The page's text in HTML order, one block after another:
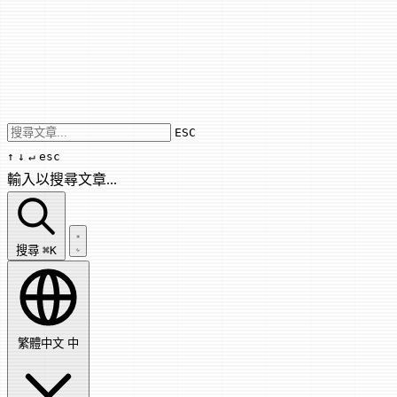
Use arrow keys to navigate results,
ESC
↑ ↓ ↵ esc
輸入以搜尋文章...
搜尋文章...
搜尋 ⌘K
繁體中文 中